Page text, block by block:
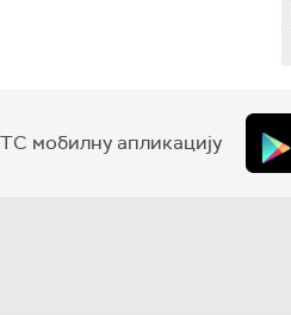
мобилну апликацију